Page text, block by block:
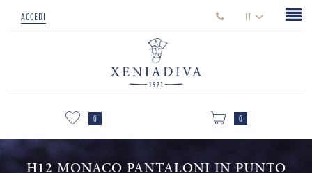
ACCEDI IT
0
0 0
0
H12 MONACO PANTALONI IN PUNTO